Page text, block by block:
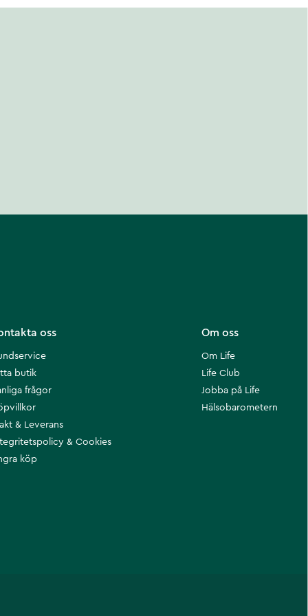
Om oss
Om Life
Life Club
Jobba på Life
Hälsobarometern
oss
butik
frågor
& Leverans
& Cookies
köp